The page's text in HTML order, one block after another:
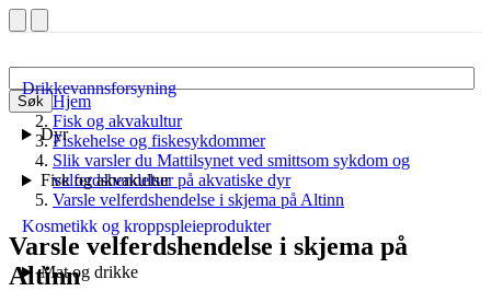
Søk
Drikkevannsforsyning
Dyr
Fisk og akvakultur
Kosmetikk og kroppspleieprodukter
Mat og drikke
Hjem
Fisk og akvakultur
Fiskehelse og fiskesykdommer
Slik varsler du Mattilsynet ved smittsom sykdom og
velferdshendelser på akvatiske dyr
Varsle velferdshendelse i skjema på Altinn
Varsle velferdshendelse i skjema på
Altinn